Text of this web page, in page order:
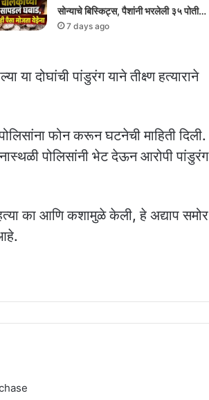
सोन्याचे बिस्किट्स, पैशांनी भरलेली ३५ पोती…
7 days ago
दोघांची पांडुरंग याने तीक्ष्ण हत्याराने
फोन करून घटनेची माहिती दिली.
पोलिसांनी भेट देऊन आरोपी पांडुरंग
का आणि कशामुळे केली, हे अद्याप समोर